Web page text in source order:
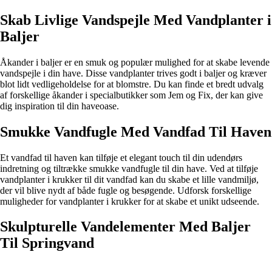
Skab Livlige Vandspejle Med Vandplanter i
Baljer
Åkander i baljer er en smuk og populær mulighed for at skabe levende
vandspejle i din have. Disse vandplanter trives godt i baljer og kræver
blot lidt vedligeholdelse for at blomstre. Du kan finde et bredt udvalg
af forskellige åkander i specialbutikker som Jem og Fix, der kan give
dig inspiration til din haveoase.
Smukke Vandfugle Med Vandfad Til Haven
Et vandfad til haven kan tilføje et elegant touch til din udendørs
indretning og tiltrække smukke vandfugle til din have. Ved at tilføje
vandplanter i krukker til dit vandfad kan du skabe et lille vandmiljø,
der vil blive nydt af både fugle og besøgende. Udforsk forskellige
muligheder for vandplanter i krukker for at skabe et unikt udseende.
Skulpturelle Vandelementer Med Baljer
Til Springvand